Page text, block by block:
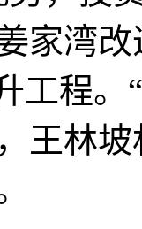
家湾
工程。
王林